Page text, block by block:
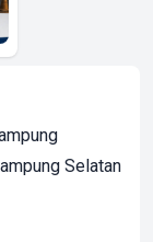
Selatan